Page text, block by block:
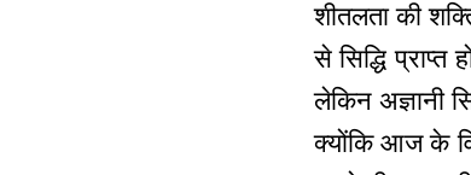
शीतलता की
से सिद्धि
लेकिन अज्ञानी
क्योंकि आज के